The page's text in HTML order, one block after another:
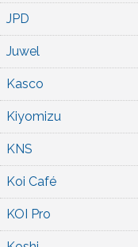
JPD
Juwel
Kasco
Kiyomizu
KNS
Koi Café
KOI Pro